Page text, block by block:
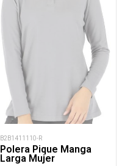
B2B1411110-R
Polera Pique Manga
Larga Mujer